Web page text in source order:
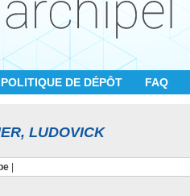
POLITIQUE DE DÉPÔT FAQ
LUDOVICK
|